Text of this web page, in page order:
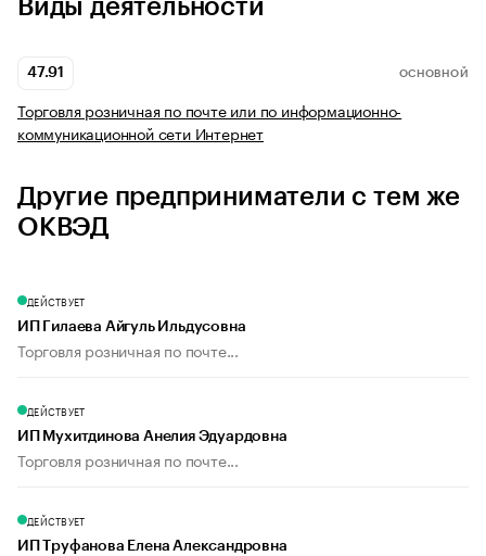
Виды деятельности
47.91 ОСНОВНОЙ
Торговля розничная по почте или по информационно-
коммуникационной сети Интернет
Другие предприниматели с тем же
ОКВЭД
ДЕЙСТВУЕТ
ИП Гилаева Айгуль Ильдусовна
Торговля розничная по почте...
ДЕЙСТВУЕТ
ИП Мухитдинова Анелия Эдуардовна
Торговля розничная по почте...
ДЕЙСТВУЕТ
ИП Труфанова Елена Александровна